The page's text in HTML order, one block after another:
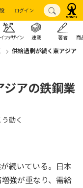
ログイン
フデザイン 連載 著者 商
供給過剰が続く東アジア
ジアの鉄鋼業
動く
続いている。日本
強が重なり、需給